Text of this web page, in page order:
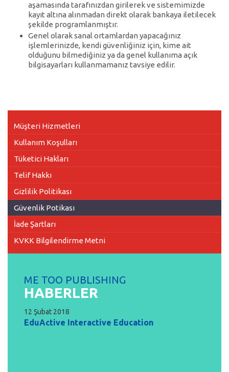
aşamasında tarafınızdan girilerek ve sistemimizde
kayıt altına alınmadan direkt olarak bankaya iletilecek
şekilde programlanmıştır.
Genel olarak sanal ortamlardan yapacağınız
işlemlerinizde, kendi güvenliğiniz için, kime ait
olduğunu bilmediğiniz ya da genel kullanıma açık
bilgisayarları kullanmamanız tavsiye edilir.
Müşteri Hizmetleri
Kullanım Koşulları
Tüketici Hakları
Telif Hakkı
Gizlilik Politikası
Güvenlik Potikası
İade Şartları
KVKK Bilgilendirme Metni
ME TOO PUBLISHING
HABERLER
12 Şubat 2018
EduActive Interactive Education